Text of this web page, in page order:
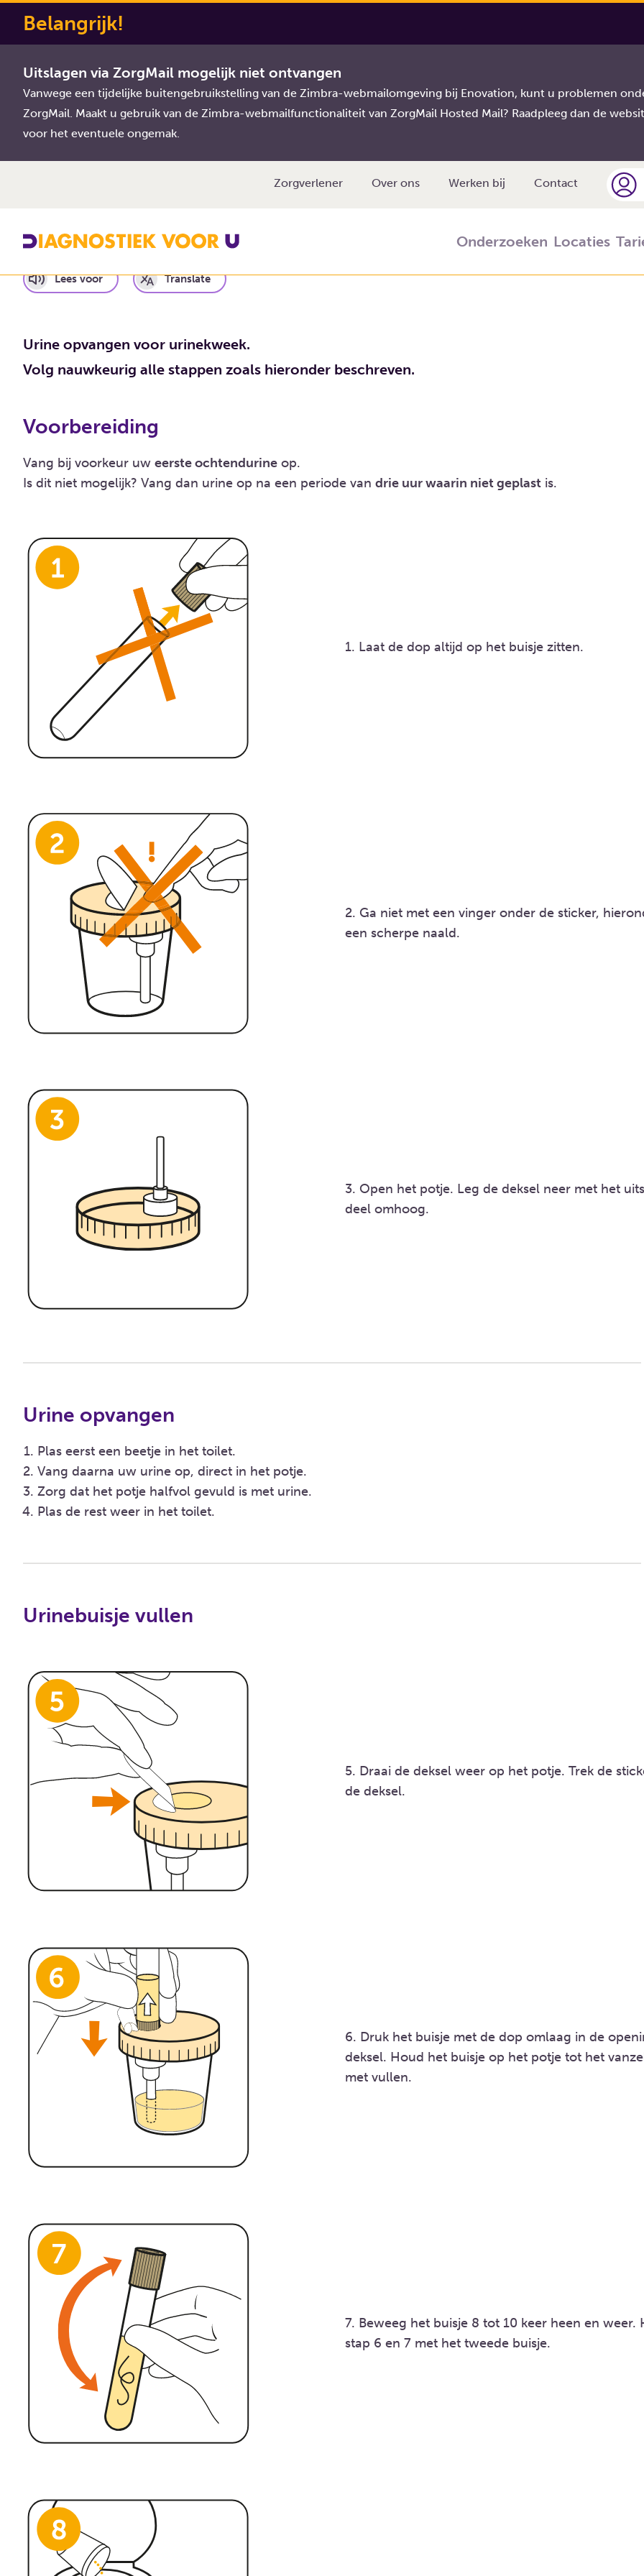
Belangrijk!
Uitslagen via ZorgMail mogelijk niet ontvangen
Vanwege een tijdelijke buitengebruikstelling van de Zimbra-webmailomgeving bij Enovation, kunt u problemen
ZorgMail. Maakt u gebruik van de Zimbra-webmailfunctionaliteit van ZorgMail Hosted Mail? Raadpleeg dan de
voor het eventuele ongemak.
Zorgverlener Over ons Werken bij Contact
Onderzoeken Locaties
Diagnostiek Voor U
Zakje E - Urinekweek
Lees voor Translate
Urine opvangen voor urinekweek.
Volg nauwkeurig alle stappen zoals hieronder beschreven.
Voorbereiding
Vang bij voorkeur uw eerste ochtendurine op.
Is dit niet mogelijk? Vang dan urine op na een periode van drie uur waarin niet geplast is.
1. Laat de dop altijd op het buisje zitten.
2. Ga niet met een vinger onder de sticker,
een scherpe naald.
3. Open het potje. Leg de deksel neer met het
deel omhoog.
Urine opvangen
Plas eerst een beetje in het toilet.
Vang daarna uw urine op, direct in het potje.
Zorg dat het potje halfvol gevuld is met urine.
Plas de rest weer in het toilet.
Urinebuisje vullen
5. Draai de deksel weer op het potje. Trek de
de deksel.
6. Druk het buisje met de dop omlaag in de
deksel. Houd het buisje op het potje tot het
met vullen.
7. Beweeg het buisje 8 tot 10 keer heen en weer.
stap 6 en 7 met het tweede buisje.